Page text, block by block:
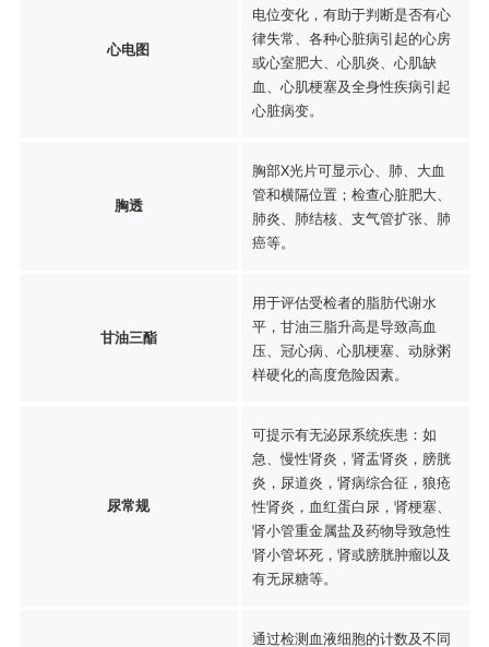
心电图
电位变化，有助于判断是否有心
律失常、各种心脏病引起的心房
或心室肥大、心肌炎、心肌缺
血、心肌梗塞及全身性疾病引起
心脏病变。
胸透
胸部X光片可显示心、肺、大血
管和横隔位置；检查心脏肥大、
肺炎、肺结核、支气管扩张、肺
癌等。
甘油三酯
用于评估受检者的脂肪代谢水
平，甘油三脂升高是导致高血
压、冠心病、心肌梗塞、动脉粥
样硬化的高度危险因素。
尿常规
可提示有无泌尿系统疾患：如
急、慢性肾炎，肾盂肾炎，膀胱
炎，尿道炎，肾病综合征，狼疮
性肾炎，血红蛋白尿，肾梗塞、
肾小管重金属盐及药物导致急性
肾小管坏死，肾或膀胱肿瘤以及
有无尿糖等。
通过检测血液细胞的计数及不同